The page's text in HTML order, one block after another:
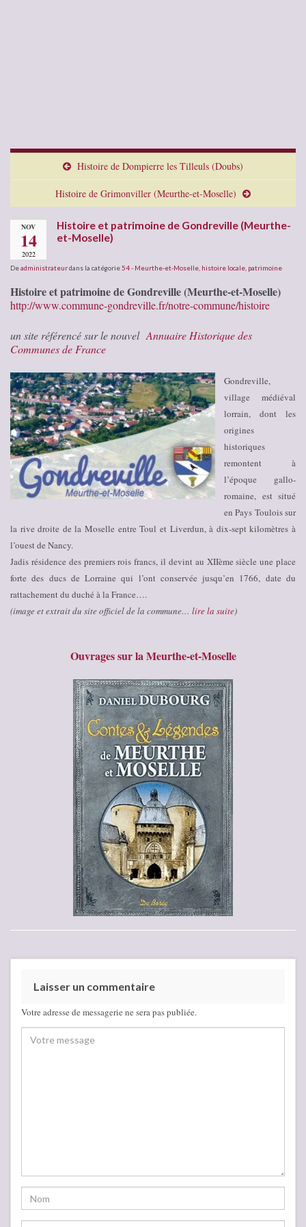
Histoire de Dompierre les Tilleuls (Doubs)
Histoire de Grimonviller (Meurthe-et-Moselle)
NOV
14
2022
Histoire et patrimoine de Gondreville (Meurthe-
et-Moselle)
Deadministrateurdans la catégorie 54 - Meurthe-et-Moselle histoire locale patrimoine
Histoire et patrimoine de Gondreville (Meurthe-et-Moselle)
http://www.commune-gondreville.fr/notre-commune/histoire
un site référencé sur le nouvel Annuaire Historique des
Communes de France
Gondreville,
village médiéval
lorrain, dont les
origines
historiques
remontent à
l’époque gallo-
romaine, est situé
en Pays Toulois sur
la rive droite de la Moselle entre Toul et Liverdun, à dix-sept kilomètres à
l’ouest de Nancy.
Jadis résidence des premiers rois francs, il devint au XIIème siècle une place
forte des ducs de Lorraine qui l’ont conservée jusqu’en 1766, date du
rattachement du duché à la France….
(image et extrait du site officiel de la commune… lire la suite)
Ouvrages sur la Meurthe-et-Moselle
Laisser un commentaire
Votre adresse de messagerie ne sera pas publiée.